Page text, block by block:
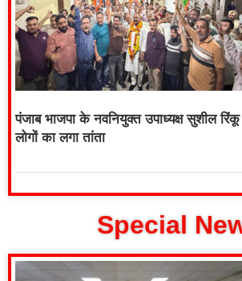
पंजाब भाजपा के नवनियुक्त उपाध्यक्ष सुशील
लोगों का लगा तांता
Special